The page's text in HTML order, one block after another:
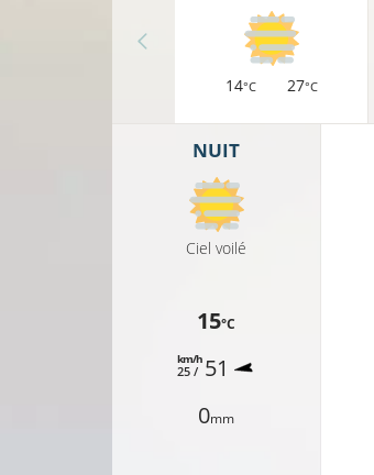
14°C 27°C
NUIT
Ciel voilé
15°C
25 /
km/h 51
0mm